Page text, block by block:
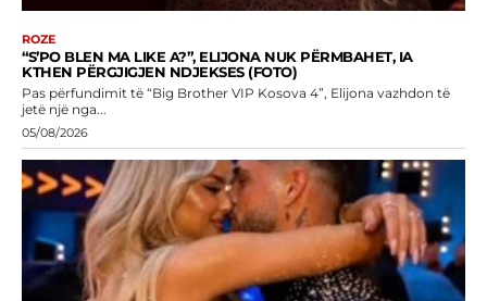
ROZE
“S’PO BLEN MA LIKE A?”, ELIJONA NUK PËRMBAHET, IA
KTHEN PËRGJIGJEN NDJEKSES (FOTO)
Pas përfundimit të “Big Brother VIP Kosova 4”, Elijona vazhdon të
jetë një nga...
05/08/2026